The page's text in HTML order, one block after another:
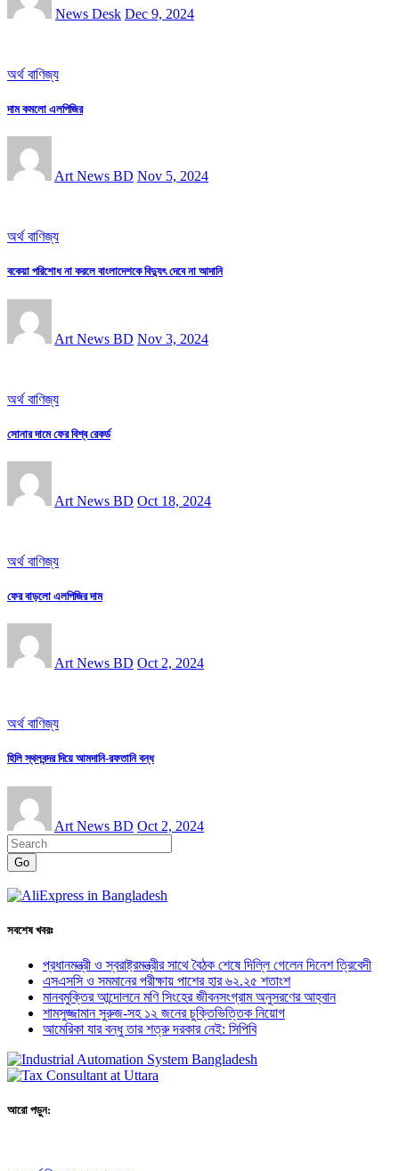
News Desk Dec 9, 2024
অর্থ বাণিজ্য
দাম কমলো এলপিজির
Art News BD Nov 5, 2024
অর্থ বাণিজ্য
বকেয়া পরিশোধ না করলে বাংলাদেশকে বিদ্যুৎ দেবে না আদানি
Art News BD Nov 3, 2024
অর্থ বাণিজ্য
সোনার দামে ফের বিশ্ব রেকর্ড
Art News BD Oct 18, 2024
অর্থ বাণিজ্য
ফের বাড়লো এলপিজির দাম
Art News BD Oct 2, 2024
অর্থ বাণিজ্য
হিলি স্থলবন্দর দিয়ে আমদানি-রফতানি বন্ধ
Art News BD Oct 2, 2024
Go
সবশেষ খবরঃ
প্রধানমন্ত্রী ও স্বরাষ্ট্রমন্ত্রীর সাথে বৈঠক শেষে দিল্লি গেলেন দিনেশ ত্রিবেদী
এসএসসি ও সমমানের পরীক্ষায় পাশের হার ৬২.২৫ শতাংশ
মানবমুক্তির আন্দোলনে মণি সিংহের জীবনসংগ্রাম অনুসরণের আহ্বান
শামসুজ্জামান সুরুজ-সহ ১২ জনের চুক্তিভিত্তিক নিয়োগ
আমেরিকা যার বন্ধু তার শত্রু দরকার নেই: সিপিবি
আরো পড়ুন: